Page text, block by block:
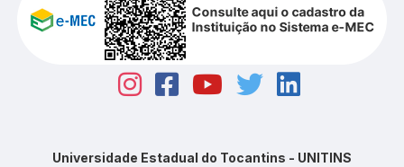
Universidade Estadual do Tocantins - UNITINS